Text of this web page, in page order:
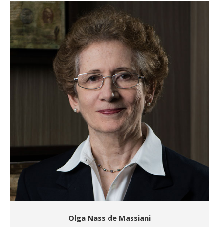
Olga Nass de Massiani